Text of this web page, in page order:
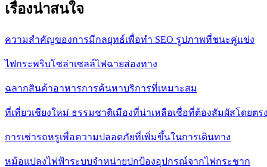
เรื่องน่าสนใจ
ความสำคัญของการมีกลยุทธ์เพื่อทำ SEO รูปภาพที่ชนะคู่แข่ง
ไฟกระพริบโซล่าเซลล์ไฟฉายส่องทาง
ฉลากสินค้าอาหารการค้นหาบริการที่เหมาะสม
ที่เที่ยวเชียงใหม่ ธรรมชาติเมืองที่น่าเหลือเชื่อที่ต้องสัมผัสโดยตรง
การเช่ารถหรูเพื่อความปลอดภัยที่เพิ่มขึ้นในการเดินทาง
หม้อแปลงไฟฟ้าระบบจำหน่ายปกป้องอุปกรณ์จากไฟกระชาก